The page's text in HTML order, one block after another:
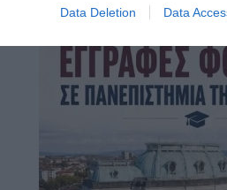
Data Deletion Data